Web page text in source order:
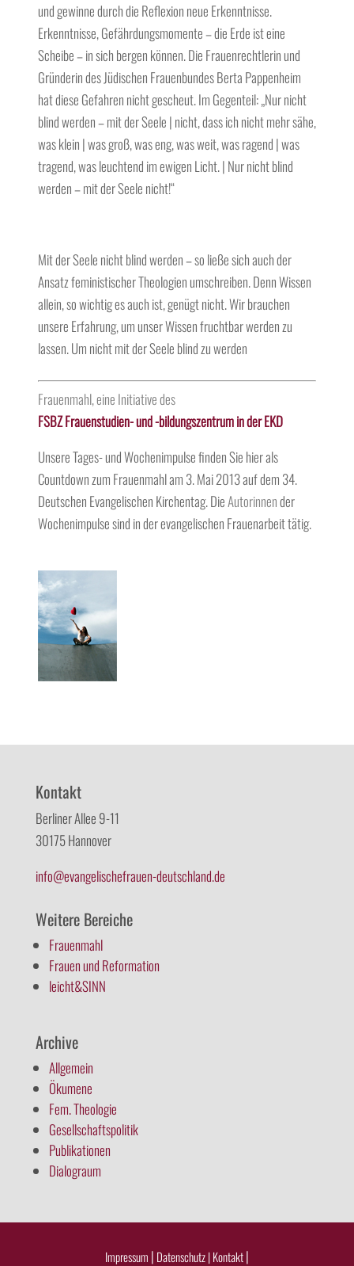
und gewinne durch die Reflexion neue Erkenntnisse.
Erkenntnisse, Gefährdungsmomente – die Erde ist eine
Scheibe – in sich bergen können. Die Frauenrechtlerin und
Gründerin des Jüdischen Frauenbundes Berta Pappenheim
hat diese Gefahren nicht gescheut. Im Gegenteil: „Nur nicht
blind werden – mit der Seele | nicht, dass ich nicht mehr sähe,
was klein | was groß, was eng, was weit, was ragend | was
tragend, was leuchtend im ewigen Licht. | Nur nicht blind
werden – mit der Seele nicht!“
Mit der Seele nicht blind werden – so ließe sich auch der
Ansatz feministischer Theologien umschreiben. Denn Wissen
allein, so wichtig es auch ist, genügt nicht. Wir brauchen
unsere Erfahrung, um unser Wissen fruchtbar werden zu
lassen. Um nicht mit der Seele blind zu werden
Frauenmahl, eine Initiative des
FSBZ Frauenstudien- und -bildungszentrum in der EKD
Unsere Tages- und Wochenimpulse finden Sie hier als
Countdown zum Frauenmahl am 3. Mai 2013 auf dem 34.
Deutschen Evangelischen Kirchentag. DieAutorinnender
Wochenimpulse sind in der evangelischen Frauenarbeit tätig.
Kontakt
Berliner Allee 9-11
30175 Hannover
info@evangelischefrauen-deutschland.de
Weitere Bereiche
Frauenmahl
Frauen und Reformation
leicht&SINN
Archive
Allgemein
Ökumene
Fem. Theologie
Gesellschaftspolitik
Publikationen
Dialograum
Impressum | Datenschutz |Kontakt|